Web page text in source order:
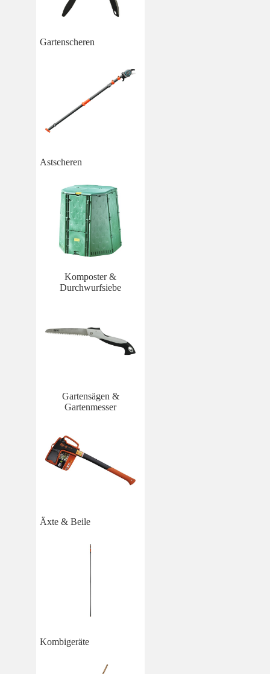
Gartenscheren
Astscheren
Komposter &
Durchwurfsiebe
Gartensägen &
Gartenmesser
Äxte & Beile
Kombigeräte